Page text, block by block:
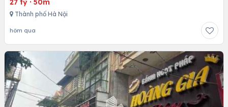
27 tỷ · 50m
Thành phố Hà Nội
hôm qua